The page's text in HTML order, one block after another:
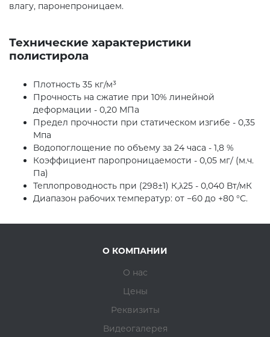
влагу, паронепроницаем.
Технические характеристики
полистирола
Плотность 35 кг/м³
Прочность на сжатие при 10% линейной
деформации - 0,20 МПа
Предел прочности при статическом изгибе - 0,35
Мпа
Водопоглощение по объему за 24 часа - 1,8 %
Коэффициент паропроницаемости - 0,05 мг/ (м.ч.
Па)
Теплопроводность при (298±1) К,λ25 - 0,040 Вт/мК
Диапазон рабочих температур: от −60 до +80 °С.
О КОМПАНИИ
О нас
Цены
Реквизиты
Видеогалерея